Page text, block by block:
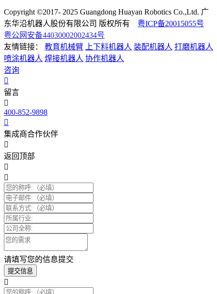
Copyright ©2017- 2025 Guangdong Huayan Robotics Co.,Ltd. 广
东华沿机器人股份有限公司 版权所有 粤ICP备20015055号
粤公网安备44030002002434号
友情链接：
教育机械臂 上下料机器人 装配机器人 打磨机器人
喷涂机器人 焊接机器人 协作机器人
咨询
留言
400-852-9898
集成商合作伙伴
返回顶部
请填写您的信息提交
提交信息